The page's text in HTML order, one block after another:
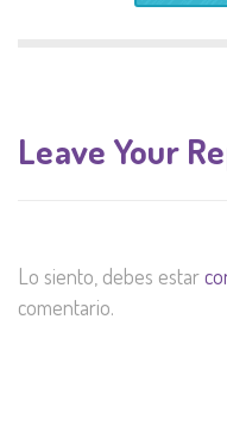
Leave Your
Lo siento, debes estar
comentario.